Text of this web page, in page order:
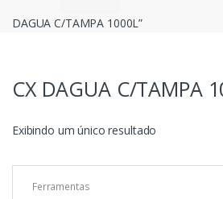
DAGUA C/TAMPA 1000L”
CX DAGUA C/TAMPA
Exibindo um único resultado
Ferramentas